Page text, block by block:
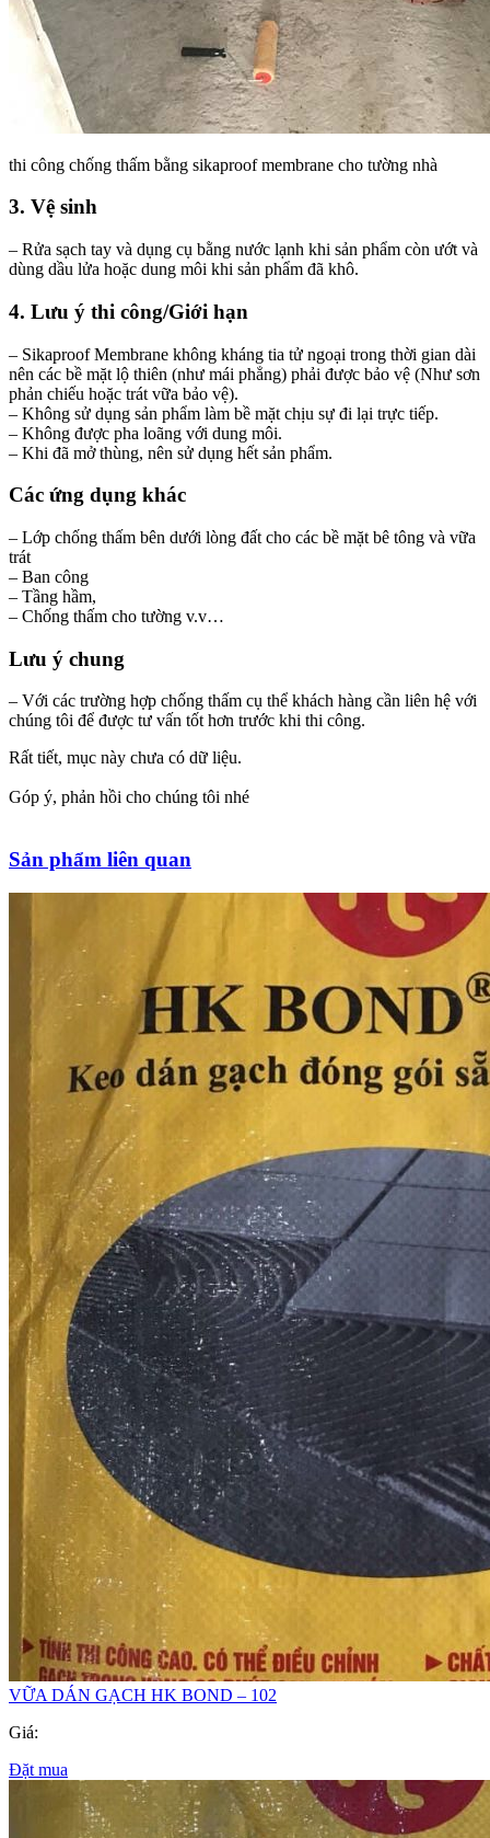
thi công chống thấm bằng sikaproof membrane cho tường nhà
3. Vệ sinh
– Rửa sạch tay và dụng cụ bằng nước lạnh khi sản phẩm còn ướt và
dùng dầu lửa hoặc dung môi khi sản phẩm đã khô.
4. Lưu ý thi công/Giới hạn
– Sikaproof Membrane không kháng tia tử ngoại trong thời gian dài
nên các bề mặt lộ thiên (như mái phẳng) phải được bảo vệ (Như sơn
phản chiếu hoặc trát vữa bảo vệ).
– Không sử dụng sản phẩm làm bề mặt chịu sự đi lại trực tiếp.
– Không được pha loãng với dung môi.
– Khi đã mở thùng, nên sử dụng hết sản phẩm.
Các ứng dụng khác
– Lớp chống thấm bên dưới lòng đất cho các bề mặt bê tông và vữa
trát
– Ban công
– Tầng hầm,
– Chống thấm cho tường v.v…
Lưu ý chung
– Với các trường hợp chống thấm cụ thể khách hàng cần liên hệ với
chúng tôi để được tư vấn tốt hơn trước khi thi công.
Rất tiết, mục này chưa có dữ liệu.
Góp ý, phản hồi cho chúng tôi nhé
Sản phẩm liên quan
VỮA DÁN GẠCH HK BOND – 102
Giá:
Đặt mua